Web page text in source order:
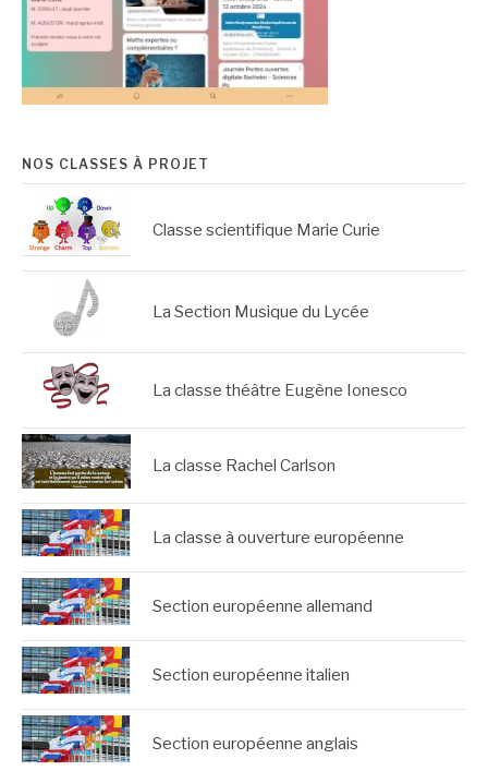
NOS CLASSES À PROJET
Classe scientifique Marie Curie
La Section Musique du Lycée
La classe théâtre Eugène Ionesco
La classe Rachel Carlson
La classe à ouverture européenne
Section européenne allemand
Section européenne italien
Section européenne anglais